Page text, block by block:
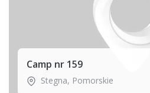
Camp nr 159
Stegna, Pomorskie